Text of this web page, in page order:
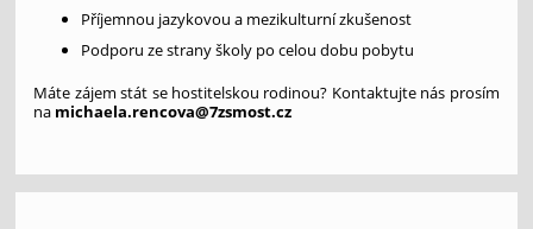
Příjemnou jazykovou a mezikulturní zkušenost
Podporu ze strany školy po celou dobu pobytu
Máte zájem stát se hostitelskou rodinou? Kontaktujte nás prosím
na michaela.rencova@7zsmost.cz